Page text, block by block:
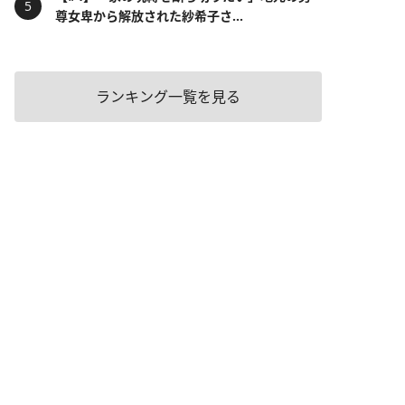
尊女卑から解放された紗希子さ...
ランキング一覧を見る